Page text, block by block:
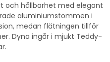
och hållbarhet med elegant
aluminiumstommen i
medan flätningen tillför
Dyna ingår i mjukt Teddy-